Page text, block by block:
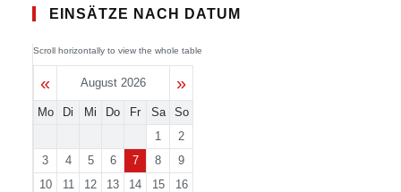
EINSÄTZE NACH DATUM
« August 2026 »
Mo Di Mi Do Fr Sa
So
1
2
3
4 5 6 7 8
9
10
11 12 13 14 15
16